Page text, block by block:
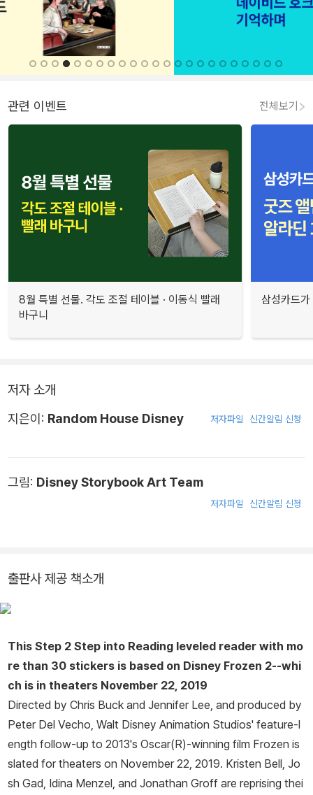
관련 이벤트 전체보기
8월 특별 선물. 각도 조절 테이블 · 이동식 빨래
바구니
삼성카드
저자 소개
지은이: Random House Disney 저자파일 신간알림 신청
그림: Disney Storybook Art Team
저자파일 신간알림 신청
출판사 제공 책소개
This Step 2 Step into Reading leveled reader with mo
re than 30 stickers is based on Disney Frozen 2--whi
ch is in theaters November 22, 2019
Directed by Chris Buck and Jennifer Lee, and produced by
Peter Del Vecho, Walt Disney Animation Studios' feature-l
ength follow-up to 2013's Oscar(R)-winning film Frozen is
slated for theaters on November 22, 2019. Kristen Bell, Jo
sh Gad, Idina Menzel, and Jonathan Groff are reprising thei